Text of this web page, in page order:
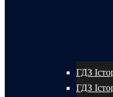
ГДЗ
ГДЗ